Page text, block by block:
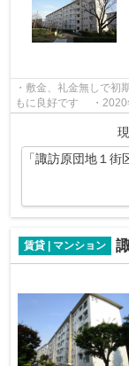
・敷金、礼金無しで
もに良好です ・2020
「諏訪原団地１
賃貸 | マンション